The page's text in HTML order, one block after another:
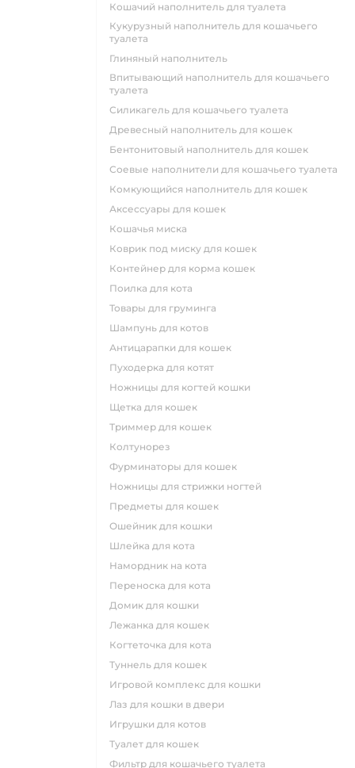
кошачий наполнитель для туалета
кукурузный наполнитель для кошачьего
туалета
глиняный наполнитель
впитывающий наполнитель для кошачьего
туалета
силикагель для кошачьего туалета
древесный наполнитель для кошек
бентонитовый наполнитель для кошек
соевые наполнители для кошачьего туалета
комкующийся наполнитель для кошек
аксессуары для кошек
кошачья миска
коврик под миску для кошек
контейнер для корма кошек
поилка для кота
товары для груминга
шампунь для котов
антицарапки для кошек
пуходерка для котят
ножницы для когтей кошки
щетка для кошек
триммер для кошек
колтунорез
фурминаторы для кошек
ножницы для стрижки ногтей
предметы для кошек
ошейник для кошки
шлейка для кота
намордник на кота
переноска для кота
домик для кошки
лежанка для кошек
когтеточка для кота
туннель для кошек
игровой комплекс для кошки
лаз для кошки в двери
игрушки для котов
туалет для кошек
фильтр для кошачьего туалета